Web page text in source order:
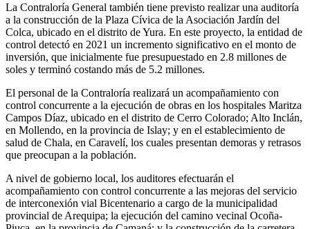
La Contraloría General también tiene previsto realizar una auditoría
a la construcción de la Plaza Cívica de la Asociación Jardín del
Colca, ubicado en el distrito de Yura. En este proyecto, la entidad de
control detectó en 2021 un incremento significativo en el monto de
inversión, que inicialmente fue presupuestado en 2.8 millones de
soles y terminó costando más de 5.2 millones.
El personal de la Contraloría realizará un acompañamiento con
control concurrente a la ejecución de obras en los hospitales Maritza
Campos Díaz, ubicado en el distrito de Cerro Colorado; Alto Inclán,
en Mollendo, en la provincia de Islay; y en el establecimiento de
salud de Chala, en Caravelí, los cuales presentan demoras y retrasos
que preocupan a la población.
A nivel de gobierno local, los auditores efectuarán el
acompañamiento con control concurrente a las mejoras del servicio
de interconexión vial Bicentenario a cargo de la municipalidad
provincial de Arequipa; la ejecución del camino vecinal Ocoña-